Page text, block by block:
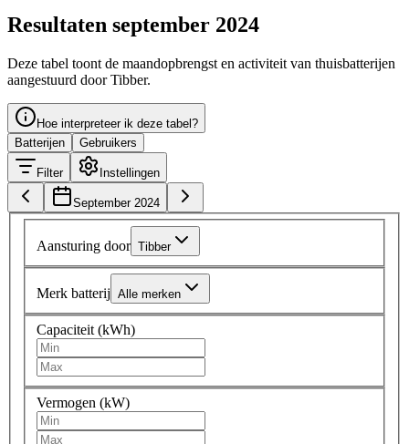
Resultaten september 2024
Deze tabel toont de maandopbrengst en activiteit van thuisbatterijen
aangestuurd door Tibber.
Hoe interpreteer ik deze tabel?
Batterijen
Gebruikers
Filter Instellingen
September 2024
Aansturing door Tibber
Merk batterij Alle merken
Capaciteit (kWh)
Vermogen (kW)